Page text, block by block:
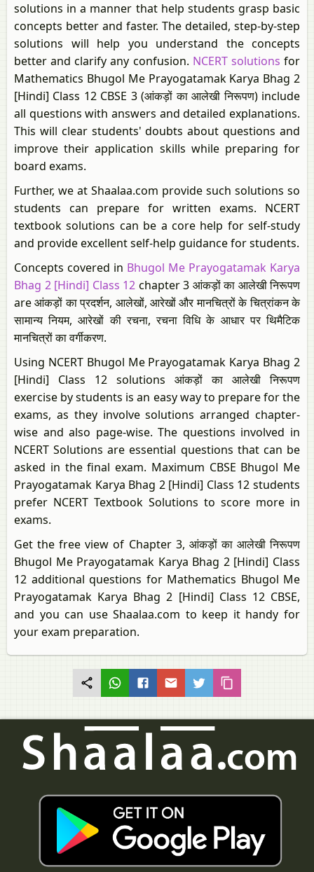
solutions in a manner that help students grasp basic
concepts better and faster. The detailed, step-by-step
solutions will help you understand the concepts
better and clarify any confusion. NCERT solutions for
Mathematics Bhugol Me Prayogatamak Karya Bhag 2
[Hindi] Class 12 CBSE 3 (आंकड़ों का आलेखी निरूपण) include
all questions with answers and detailed explanations.
This will clear students' doubts about questions and
improve their application skills while preparing for
board exams.
Further, we at Shaalaa.com provide such solutions so
students can prepare for written exams. NCERT
textbook solutions can be a core help for self-study
and provide excellent self-help guidance for students.
Concepts covered in Bhugol Me Prayogatamak Karya
Bhag 2 [Hindi] Class 12 chapter 3 आंकड़ों का आलेखी निरूपण
are आंकड़ों का प्रदर्शन, आलेखों, आरेखों और मानचित्रों के चित्रांकन के
सामान्य नियम, आरेखों की रचना, रचना विधि के आधार पर थिमैटिक
मानचित्रों का वर्गीकरण.
Using NCERT Bhugol Me Prayogatamak Karya Bhag 2
[Hindi] Class 12 solutions आंकड़ों का आलेखी निरूपण
exercise by students is an easy way to prepare for the
exams, as they involve solutions arranged chapter-
wise and also page-wise. The questions involved in
NCERT Solutions are essential questions that can be
asked in the final exam. Maximum CBSE Bhugol Me
Prayogatamak Karya Bhag 2 [Hindi] Class 12 students
prefer NCERT Textbook Solutions to score more in
exams.
Get the free view of Chapter 3, आंकड़ों का आलेखी निरूपण
Bhugol Me Prayogatamak Karya Bhag 2 [Hindi] Class
12 additional questions for Mathematics Bhugol Me
Prayogatamak Karya Bhag 2 [Hindi] Class 12 CBSE,
and you can use Shaalaa.com to keep it handy for
your exam preparation.